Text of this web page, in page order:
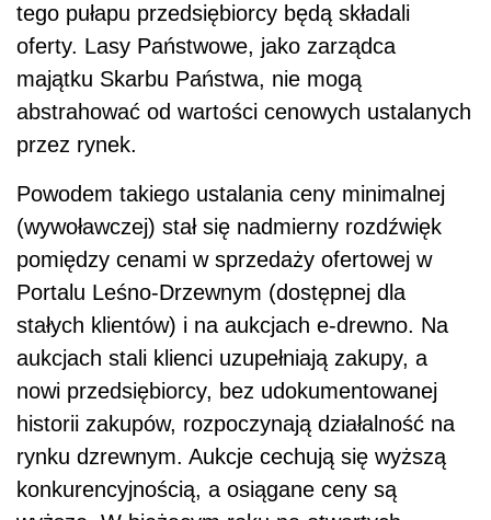
tego pułapu przedsiębiorcy będą składali
oferty. Lasy Państwowe, jako zarządca
majątku Skarbu Państwa, nie mogą
abstrahować od wartości cenowych ustalanych
przez rynek.
Powodem takiego ustalania ceny minimalnej
(wywoławczej) stał się nadmierny rozdźwięk
pomiędzy cenami w sprzedaży ofertowej w
Portalu Leśno-Drzewnym (dostępnej dla
stałych klientów) i na aukcjach e-drewno. Na
aukcjach stali klienci uzupełniają zakupy, a
nowi przedsiębiorcy, bez udokumentowanej
historii zakupów, rozpoczynają działalność na
rynku dzrewnym. Aukcje cechują się wyższą
konkurencyjnością, a osiągane ceny są